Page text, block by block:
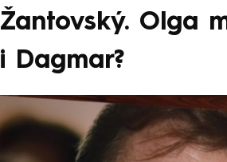
Žantovský. Olga
i Dagmar?